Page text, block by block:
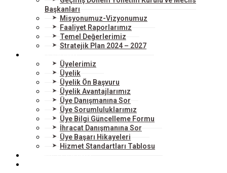
Başkanları
Misyonumuz-Vizyonumuz
Faaliyet Raporlarımız
Temel Değerlerimiz
Stratejik Plan 2024 – 2027
Üyelerimiz
Üyelik
Üyelik Ön Başvuru
Üyelik Avantajlarımız
Üye Danışmanına Sor
Üye Sorumluluklarımız
Üye Bilgi Güncelleme Formu
İhracat Danışmanına Sor
Üye Başarı Hikayeleri
Hizmet Standartları Tablosu